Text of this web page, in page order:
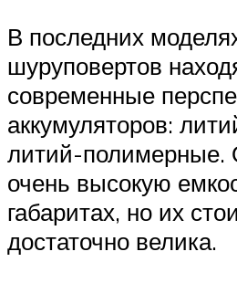
В последних
шуруповертов
современные
аккумуляторов:
литий-
очень высокую
габаритах, но их
достаточно велика.